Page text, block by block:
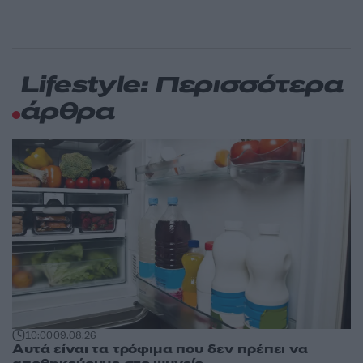
Lifestyle: Περισσότερα
άρθρα
10:0009.08.26
Αυτά είναι τα τρόφιμα που δεν πρέπει να